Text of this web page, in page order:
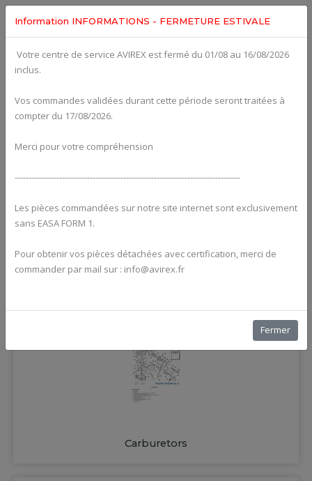
Alternators
Carburetors
Information INFORMATIONS - FERMETURE ESTIVALE
Votre centre de service AVIREX est fermé du 01/08 au 16/08/2026
inclus.
Vos commandes validées durant cette période seront traitées à
compter du 17/08/2026.
Merci pour votre compréhension
---------------------------------------------------------------------------------
Les pièces commandées sur notre site internet sont exclusivement
sans EASA FORM 1.
Pour obtenir vos pièces détachées avec certification, merci de
commander par mail sur : info@avirex.fr
Fermer